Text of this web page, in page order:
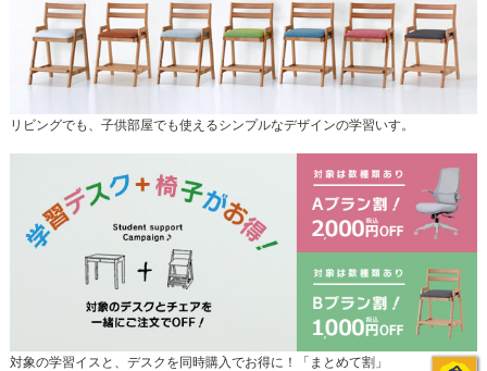
リビングでも、子供部屋でも使えるシンプルなデザインの学習いす。
対象の学習イスと、デスクを同時購入でお得に！「まとめて割」